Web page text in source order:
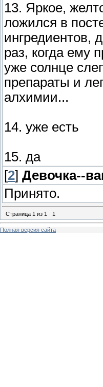
13. Яркое,
ложился в
ингредиентов,
раз, когда ему
уже солнце
препараты и
алхимии...
14. уже есть
15. да
[2] Девочка--
Принято.
Страница 1 из 1 1
Полная версия сайта